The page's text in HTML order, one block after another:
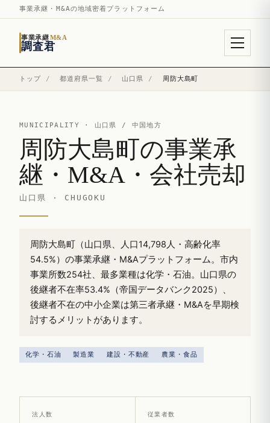
事業承継・M&Aの地域密着プラットフォーム
事業承継M&A
調査君
トップ / 都道府県一覧 / 山口県 / 周防大島町
MUNICIPALITY · 山口県 / 中国地方
周防大島町の事業承
継・M&A・会社売却
山口県 · CHUGOKU
周防大島町（山口県、人口14,798人・高齢化率
54.5%）の事業承継・M&Aプラットフォーム。市内
事業所数254社、最多業種は化学・石油。山口県の
後継者不在率53.4%（帝国データバンク2025）、
後継者不在の中小企業は第三者承継・M&Aを早期検
討するメリットがあります。
化学・石油 製造業 建設・不動産 農業・食品
法人数 従業者数